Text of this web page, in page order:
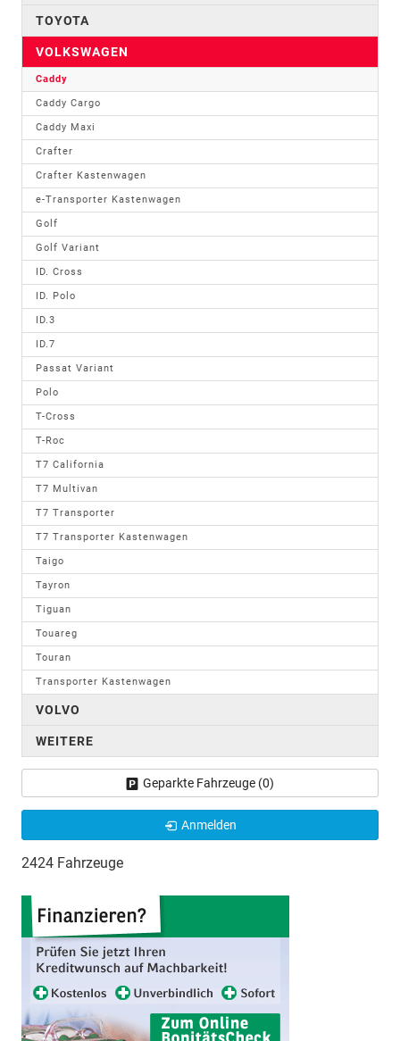
TOYOTA
VOLKSWAGEN
Caddy
Caddy Cargo
Caddy Maxi
Crafter
Crafter Kastenwagen
e-Transporter Kastenwagen
Golf
Golf Variant
ID. Cross
ID. Polo
ID.3
ID.7
Passat Variant
Polo
T-Cross
T-Roc
T7 California
T7 Multivan
T7 Transporter
T7 Transporter Kastenwagen
Taigo
Tayron
Tiguan
Touareg
Touran
Transporter Kastenwagen
VOLVO
WEITERE
Geparkte Fahrzeuge (0)
Anmelden
2424 Fahrzeuge